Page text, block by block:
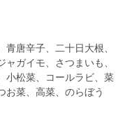
唐辛子、二十日大根、
ガイモ、さつまいも、
小松菜、コールラビ、菜
お菜、高菜、のらぼう